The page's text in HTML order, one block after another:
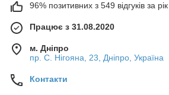
96% позитивних з 549 відгуків за рік
Працює з 31.08.2020
м. Дніпро
пр. С. Нігояна, 23, Дніпро, Україна
Контакти